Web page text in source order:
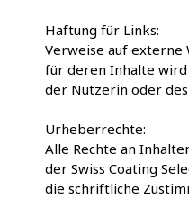
Haftung für Links:
Verweise auf externe
für deren Inhalte
der Nutzerin oder
Urheberrechte:
Alle Rechte an
der Swiss Coating
die schriftliche